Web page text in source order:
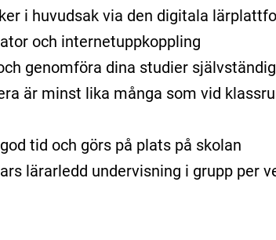
i huvudsak via den digitala
och internetuppkoppling
genomföra dina studier
är minst lika många som vid
tid och görs på plats på skolan
lärarledd undervisning i grupp per